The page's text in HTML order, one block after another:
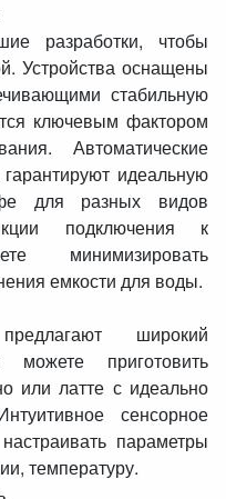
разработки, чтобы
Устройства оснащены
стабильную
ключевым фактором
Автоматические
идеальную
для разных видов
подключения к
минимизировать
емкости для воды.
широкий
приготовить
или латте с идеально
сенсорное
параметры
температуру.